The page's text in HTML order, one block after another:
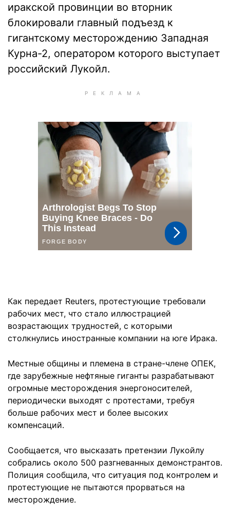
иракской провинции во вторник
блокировали главный подъезд к
гигантскому месторождению Западная
Курна-2, оператором которого выступает
российский Лукойл.
Как передает Reuters, протестующие требовали
рабочих мест, что стало иллюстрацией
возрастающих трудностей, с которыми
столкнулись иностранные компании на юге Ирака.
Местные общины и племена в стране-члене ОПЕК,
где зарубежные нефтяные гиганты разрабатывают
огромные месторождения энергоносителей,
периодически выходят с протестами, требуя
больше рабочих мест и более высоких
компенсаций.
Сообщается, что высказать претензии Лукойлу
собрались около 500 разгневанных демонстрантов.
Полиция сообщила, что ситуация под контролем и
протестующие не пытаются прорваться на
месторождение.